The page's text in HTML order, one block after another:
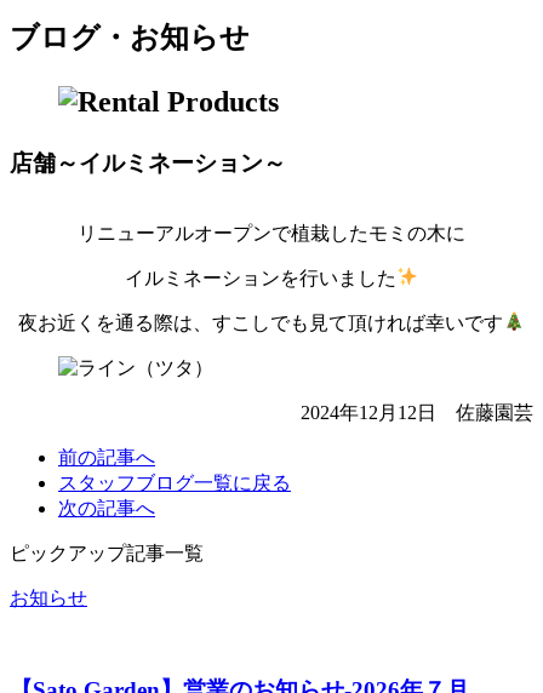
ブログ・お知らせ
店舗～イルミネーション～
リニューアルオープンで植栽したモミの木に
イルミネーションを行いました
夜お近くを通る際は、すこしでも見て頂ければ幸いです
2024年12月12日 佐藤園芸
前の記事へ
スタッフブログ一覧に 戻る
次の記事へ
ピックアップ記事一覧
お知らせ